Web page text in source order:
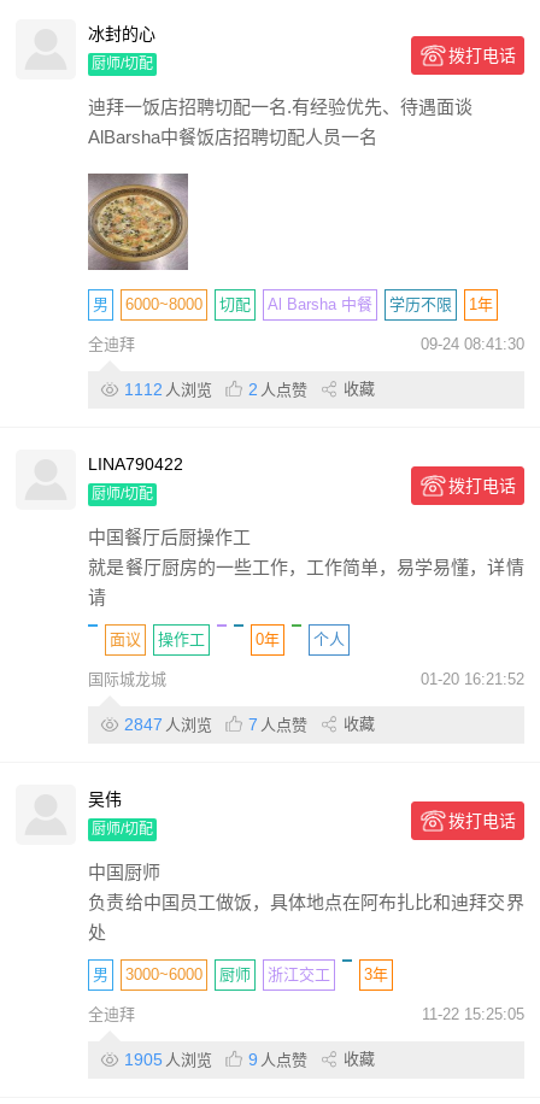
冰封的心
厨师/切配 拨打电话
迪拜一饭店招聘切配一名.有经验优先、待遇面谈
AlBarsha中餐饭店招聘切配人员一名
男 6000~8000 切配 Al Barsha 中餐 学历不限 1年
包住包吃
全迪拜 09-24 08:41:30
1112 人浏览 2 人点赞 收藏
LINA790422
厨师/切配 拨打电话
中国餐厅后厨操作工
就是餐厅厨房的一些工作，工作简单，易学易懂，详情
请
面议 操作工 0年 个人
国际城龙城 01-20 16:21:52
2847 人浏览 7 人点赞 收藏
吴伟
厨师/切配 拨打电话
中国厨师
负责给中国员工做饭，具体地点在阿布扎比和迪拜交界
处
男 3000~6000 厨师 浙江交工 3年
包住包吃
全迪拜 11-22 15:25:05
1905 人浏览 9 人点赞 收藏